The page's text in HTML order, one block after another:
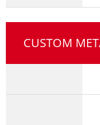
CUSTOM